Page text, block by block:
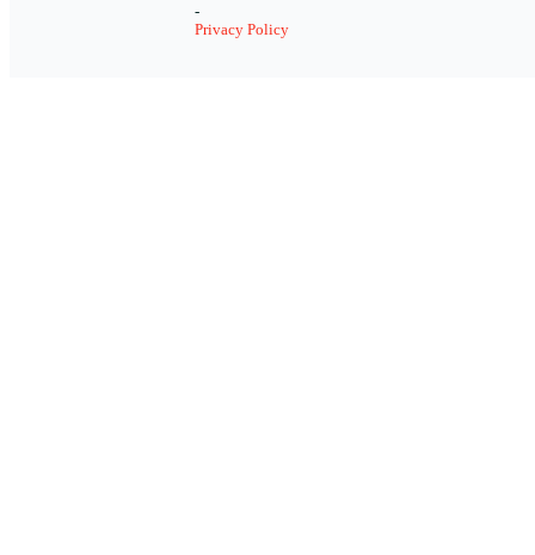
-
Privacy Policy